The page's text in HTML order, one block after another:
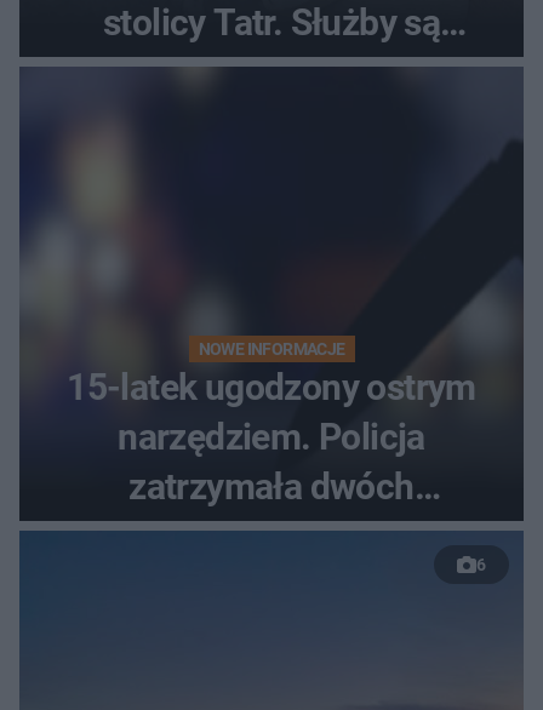
stolicy Tatr. Służby są
bezradne
NOWE INFORMACJE
15-latek ugodzony ostrym
narzędziem. Policja
zatrzymała dwóch
nastolatków
6